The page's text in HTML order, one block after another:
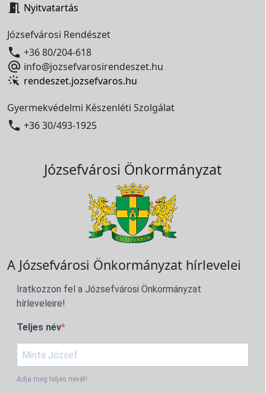
 Nyitvatartás
Józsefvárosi Rendészet
 +36 80/204-618
 info@jozsefvarosirendeszet.hu
rendeszet.jozsefvaros.hu
Gyermekvédelmi Készenléti Szolgálat
 +36 30/493-1925
Józsefvárosi Önkormányzat
A Józsefvárosi Önkormányzat hírlevelei
Iratkozzon fel a Józsefvárosi Önkormányzat
hírleveleire!
Teljes név
Adja meg teljes nevét!